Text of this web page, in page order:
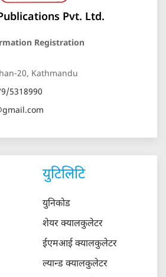
Pvt. Ltd.
Registration
20, Kathmandu
5318990
युटिलिटि
युनिकोड
शेयर क्यालकुलेटर
ईएमआई क्यालकुलेटर
ल्यान्ड क्यालकुलेटर